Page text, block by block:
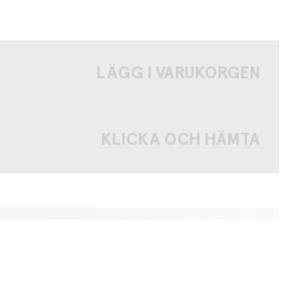
LÄGG I VARUKORGEN
KLICKA OCH HÄMTA